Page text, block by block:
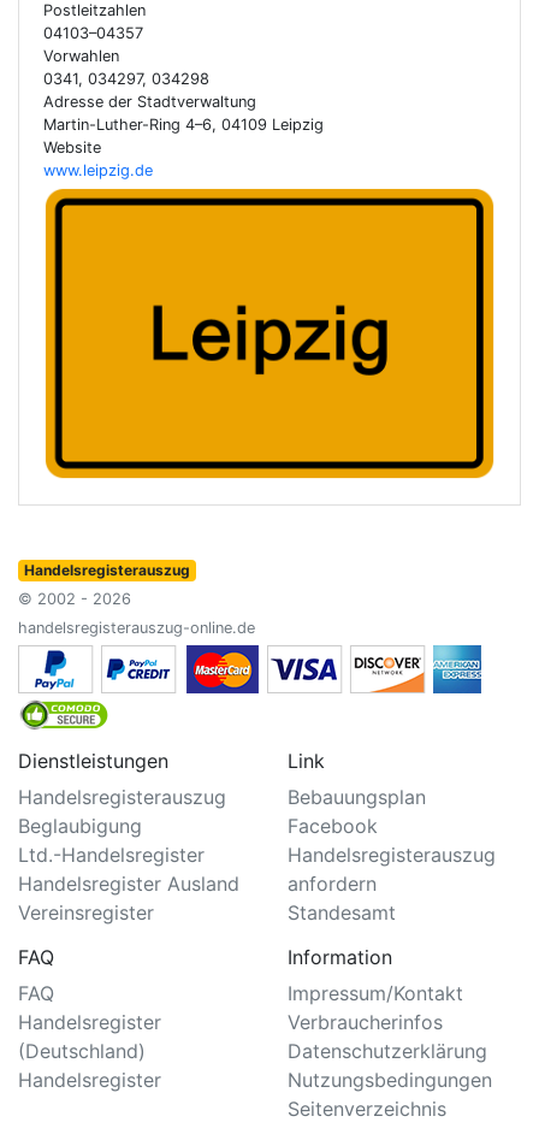
Postleitzahlen
04103–04357
Vorwahlen
0341, 034297, 034298
Adresse der Stadtverwaltung
Martin-Luther-Ring 4–6, 04109 Leipzig
Website
www.leipzig.de
Handelsregisterauszug
© 2002 - 2026
handelsregisterauszug-online.de
Dienstleistungen
Handelsregisterauszug
Beglaubigung
Ltd.-Handelsregister
Handelsregister Ausland
Vereinsregister
Link
Bebauungsplan
Facebook
Handelsregisterauszug
anfordern
Standesamt
FAQ
FAQ
Handelsregister
(Deutschland)
Handelsregister
Information
Impressum/Kontakt
Verbraucherinfos
Datenschutzerklärung
Nutzungsbedingungen
Seitenverzeichnis